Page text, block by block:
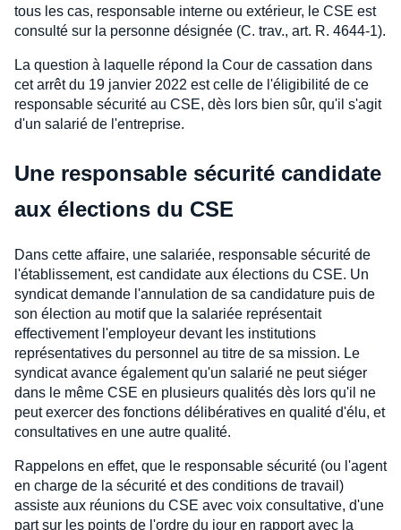
tous les cas, responsable interne ou extérieur, le CSE est
consulté sur la personne désignée (C. trav., art. R. 4644-1).
La question à laquelle répond la Cour de cassation dans
cet arrêt du 19 janvier 2022 est celle de l'éligibilité de ce
responsable sécurité au CSE, dès lors bien sûr, qu'il s'agit
d'un salarié de l'entreprise.
Une responsable sécurité candidate
aux élections du CSE
Dans cette affaire, une salariée, responsable sécurité de
l'établissement, est candidate aux élections du CSE. Un
syndicat demande l'annulation de sa candidature puis de
son élection au motif que la salariée représentait
effectivement l'employeur devant les institutions
représentatives du personnel au titre de sa mission. Le
syndicat avance également qu'un salarié ne peut siéger
dans le même CSE en plusieurs qualités dès lors qu'il ne
peut exercer des fonctions délibératives en qualité d'élu, et
consultatives en une autre qualité.
Rappelons en effet, que le responsable sécurité (ou l'agent
en charge de la sécurité et des conditions de travail)
assiste aux réunions du CSE avec voix consultative, d'une
part sur les points de l'ordre du jour en rapport avec la